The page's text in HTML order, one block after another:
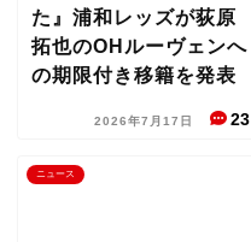
た』浦和レッズが荻原
拓也のOHルーヴェンへ
の期限付き移籍を発表
2026年7月17日 23
ニュース